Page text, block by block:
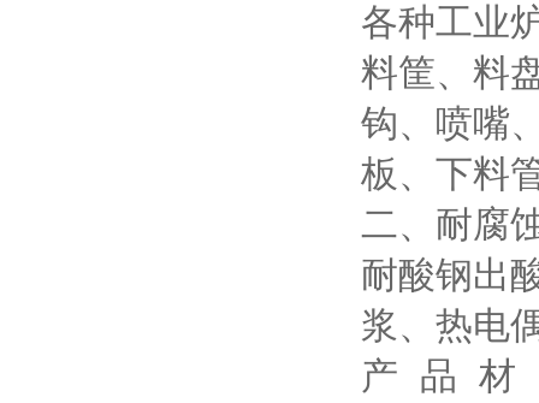
各种工业
料筐、料
钩、喷嘴
板、下料
二、耐腐
耐酸钢出
浆、热电
产 品 材